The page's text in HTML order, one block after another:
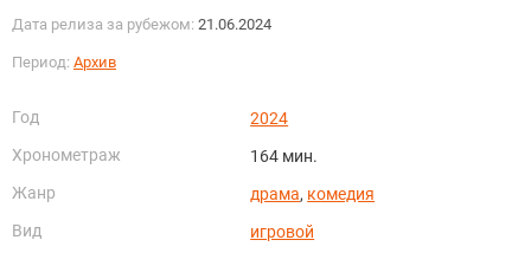
Дата релиза за рубежом: 21.06.2024
Период: Архив
Год
2024
Хронометраж
164 мин.
Жанр
драма, комедия
Вид
игровой